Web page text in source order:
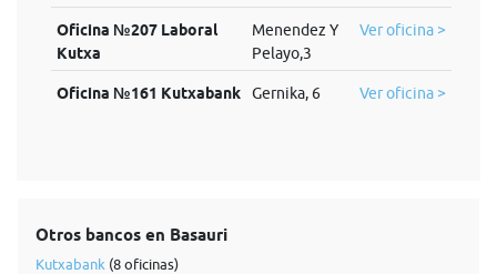
Oficina №207 Laboral
Kutxa
Menendez Y
Pelayo,3
Ver oficina >
Oficina №161 Kutxabank Gernika, 6 Ver oficina >
Otros bancos en Basauri
Kutxabank (8 oficinas)